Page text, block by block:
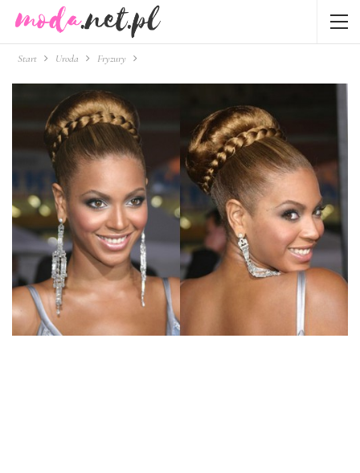
Start Uroda Fryzury